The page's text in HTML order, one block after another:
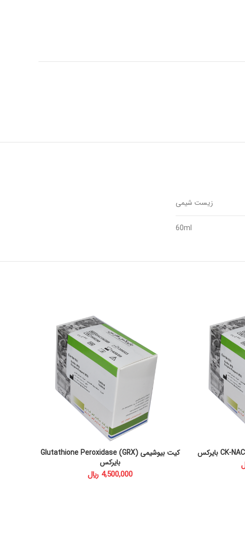
زیست شیمی
60ml
ADD TO CART
کیت بیوشیمی Glutathione Peroxidase (GRX)
بایرکس
﷼